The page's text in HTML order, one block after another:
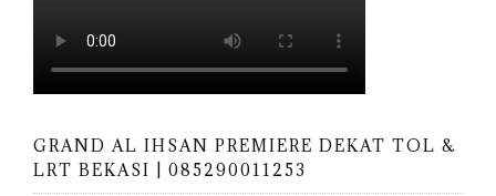
GRAND AL IHSAN PREMIERE DEKAT TOL &
LRT BEKASI | 085290011253